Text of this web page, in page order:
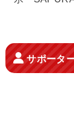
サポータ